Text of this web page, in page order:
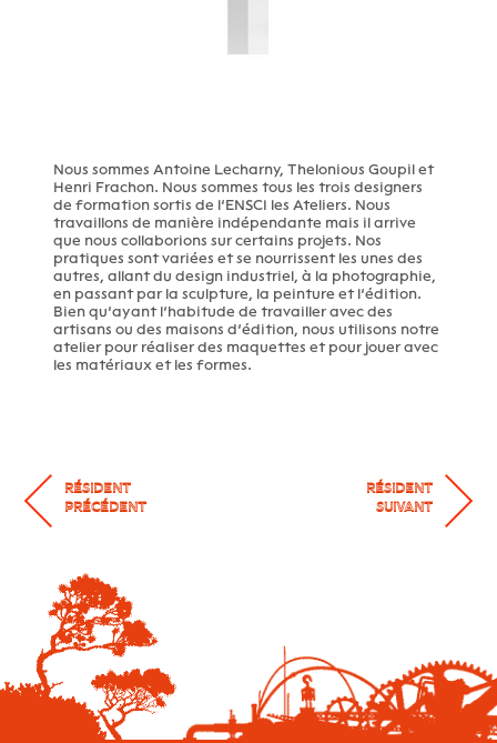
Nous sommes Antoine Lecharny, Thelonious Goupil et
Henri Frachon. Nous sommes tous les trois designers
de formation sortis de l’ENSCI les Ateliers. Nous
travaillons de manière indépendante mais il arrive
que nous collaborions sur certains projets. Nos
pratiques sont variées et se nourrissent les unes des
autres, allant du design industriel, à la photographie,
en passant par la sculpture, la peinture et l’édition.
Bien qu’ayant l’habitude de travailler avec des
artisans ou des maisons d’édition, nous utilisons notre
atelier pour réaliser des maquettes et pour jouer avec
les matériaux et les formes.
RÉSIDENT
PRÉCÉDENT
RÉSIDENT
SUIVANT